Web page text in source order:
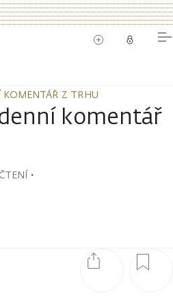
KOMENTÁŘ Z TRHU
KOMENTÁŘ Z TRHU
komentář
・